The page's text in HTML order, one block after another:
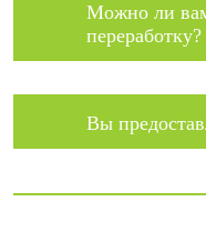
Можно ли
переработку?
Вы